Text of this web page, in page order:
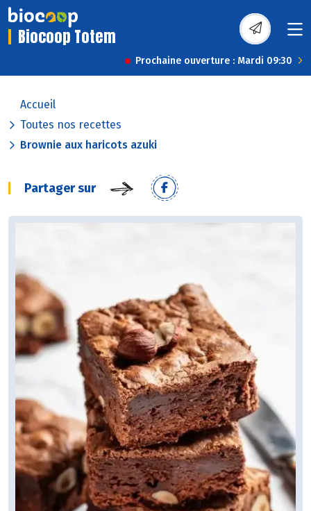
Biocoop Totem
Prochaine ouverture : Mardi 09:30
Accueil
Toutes nos recettes
Brownie aux haricots azuki
Partager sur